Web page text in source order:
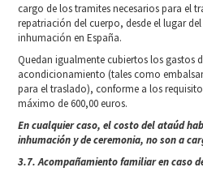
cargo de los tramites necesarios para el
repatriación del cuerpo, desde el lugar
inhumación en España.
Quedan igualmente cubiertos los gastos
acondicionamiento (tales como
para el traslado), conforme a los
máximo de 600,00 euros.
En cualquier caso, el costo del ataúd
inhumación y de ceremonia, no son a
3.7. Acompañamiento familiar en caso